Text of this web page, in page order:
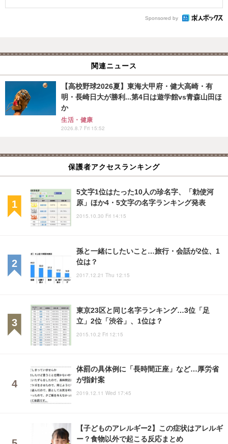
Sponsored by
関連ニュース
【高校野球2026夏】東海大甲府・健大高崎・有
明・長崎日大が勝利...第4日は遊学館vs青森山田ほ
か
生活・健康
2026.8.7 Fri 15:52
保護者アクセスランキング
5文字1位はたった10人の珍名字、「勅使河
原」ほか4・5文字の名字ランキング発表
2015.10.30 Fri 14:15
孫と一緒にしたいこと…旅行・会話が2位、1
位は？
2017.12.21 Thu 12:15
東京23区と同じ名字ランキング…3位「足
立」2位「渋谷」、1位は？
2015.10.2 Fri 12:15
体罰の具体例に「長時間正座」など…厚労省
が指針案
2019.12.11 Wed 17:45
【子どものアレルギー2】この症状はアレルギ
ー？食物以外で起こる反応まとめ